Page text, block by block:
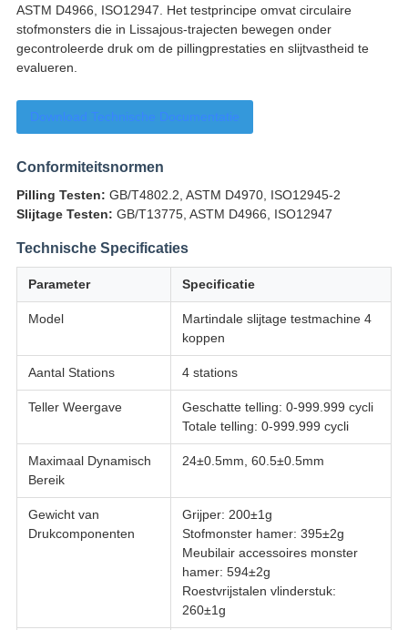
ASTM D4966, ISO12947. Het testprincipe omvat circulaire
stofmonsters die in Lissajous-trajecten bewegen onder
gecontroleerde druk om de pillingprestaties en slijtvastheid te
evalueren.
Download Technische Documentatie
Conformiteitsnormen
Pilling Testen: GB/T4802.2, ASTM D4970, ISO12945-2
Slijtage Testen: GB/T13775, ASTM D4966, ISO12947
Technische Specificaties
Parameter Specificatie
Model
Martindale slijtage testmachine 4
koppen
Aantal Stations 4 stations
Teller Weergave
Geschatte telling: 0-999.999 cycli
Totale telling: 0-999.999 cycli
Maximaal Dynamisch
Bereik
24±0.5mm, 60.5±0.5mm
Gewicht van
Drukcomponenten
Grijper: 200±1g
Stofmonster hamer: 395±2g
Meubilair accessoires monster
hamer: 594±2g
Roestvrijstalen vlinderstuk:
260±1g